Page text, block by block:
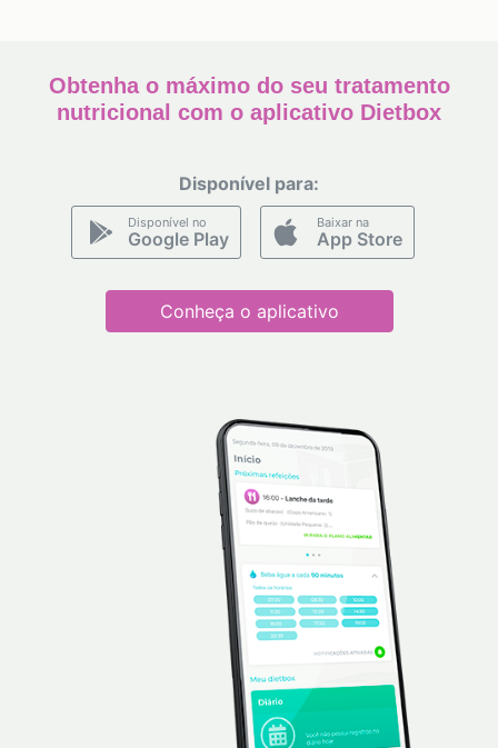
Obtenha o máximo do seu tratamento
nutricional com o aplicativo Dietbox
Disponível para:
Disponível no
Google Play
Baixar na
App Store
Conheça o aplicativo